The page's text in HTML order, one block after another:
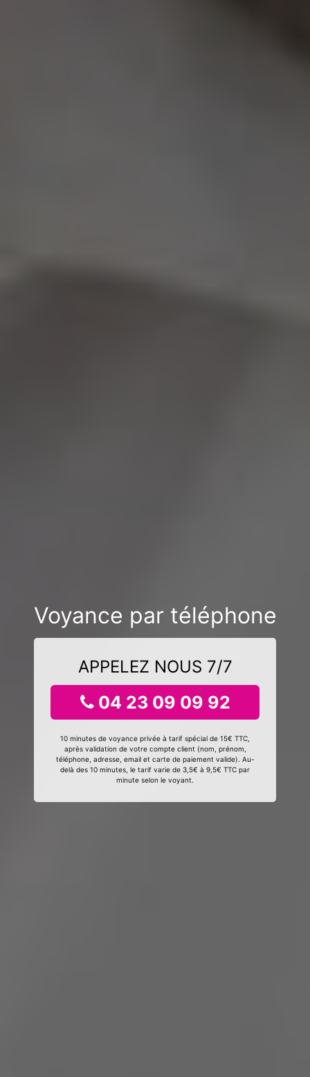
Voyance par téléphone
APPELEZ NOUS 7/7
04 23 09 09 92
10 minutes de voyance privée à tarif spécial de 15€ TTC,
après validation de votre compte client (nom, prénom,
téléphone, adresse, email et carte de paiement valide). Au-
delà des 10 minutes, le tarif varie de 3,5€ à 9,5€ TTC par
minute selon le voyant.